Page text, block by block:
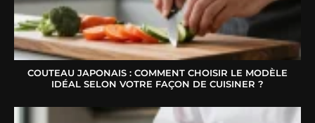
COUTEAU JAPONAIS : COMMENT CHOISIR LE MODÈLE
IDÉAL SELON VOTRE FAÇON DE CUISINER ?